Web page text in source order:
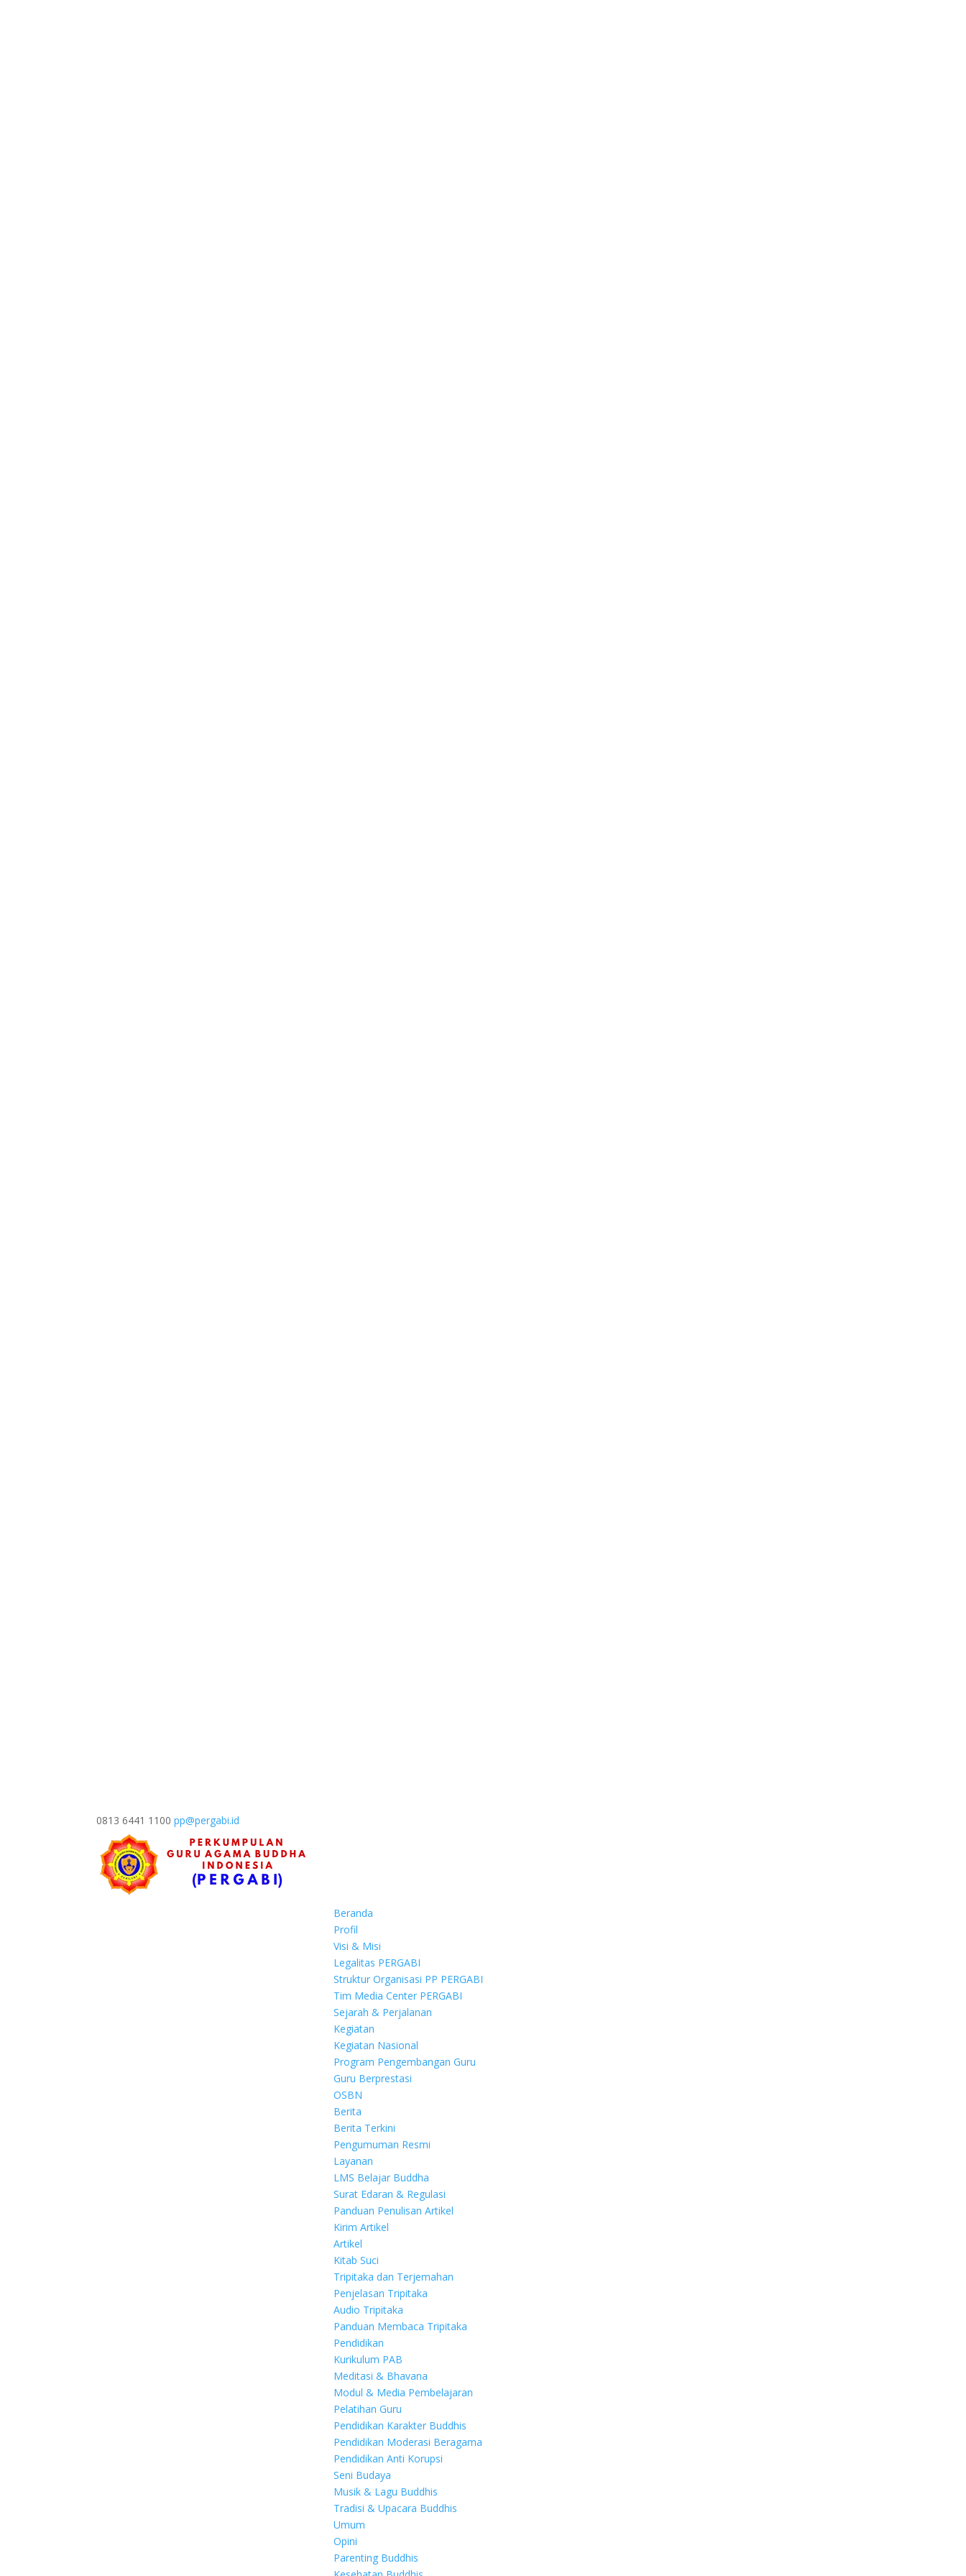
0813 6441 1100 pp@pergabi.id
Beranda
Profil
Visi & Misi
Legalitas PERGABI
Struktur Organisasi PP PERGABI
Tim Media Center PERGABI
Sejarah & Perjalanan
Kegiatan
Kegiatan Nasional
Program Pengembangan Guru
Guru Berprestasi
OSBN
Berita
Berita Terkini
Pengumuman Resmi
Layanan
LMS Belajar Buddha
Surat Edaran & Regulasi
Panduan Penulisan Artikel
Kirim Artikel
Artikel
Kitab Suci
Tripitaka dan Terjemahan
Penjelasan Tripitaka
Audio Tripitaka
Panduan Membaca Tripitaka
Pendidikan
Kurikulum PAB
Meditasi & Bhavana
Modul & Media Pembelajaran
Pelatihan Guru
Pendidikan Karakter Buddhis
Pendidikan Moderasi Beragama
Pendidikan Anti Korupsi
Seni Budaya
Musik & Lagu Buddhis
Tradisi & Upacara Buddhis
Umum
Opini
Parenting Buddhis